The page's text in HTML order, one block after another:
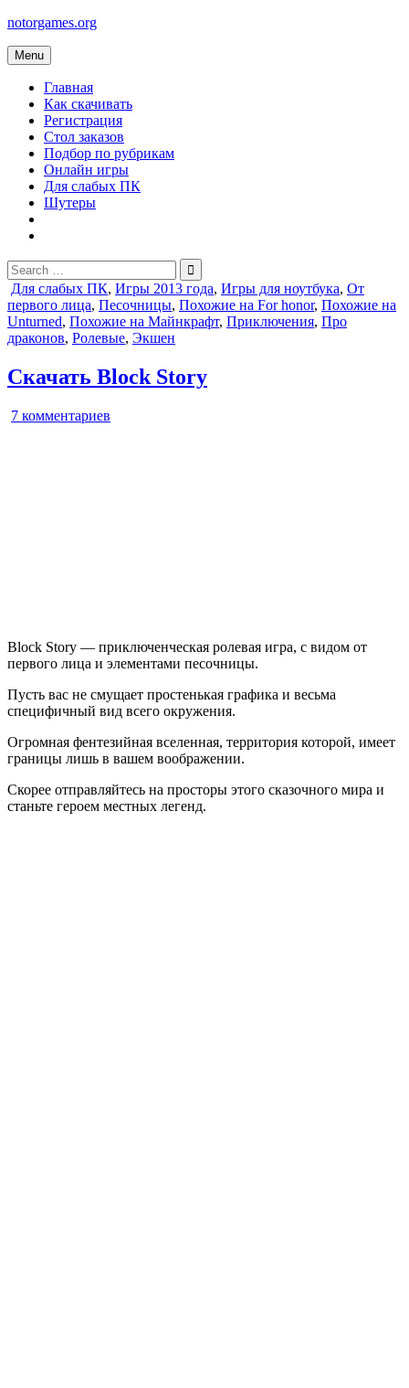
Skip
content
notorgames.org
Menu
Главная
Как скачивать
Регистрация
Стол заказов
Подбор по рубрикам
Онлайн игры
Для слабых ПК
Шутеры
Search
for:
Posted
in
Для слабых ПК, Игры 2013 года, Игры для ноутбука, От
первого лица, Песочницы, Похожие на For honor, Похожие на
Unturned, Похожие на Майнкрафт, Приключения, Про
драконов, Ролевые, Экшен
Скачать Block Story
7 комментариев
Block Story — приключенческая ролевая игра, с видом от
первого лица и элементами песочницы.
Пусть вас не смущает простенькая графика и весьма
специфичный вид всего окружения.
Огромная фентезийная вселенная, территория которой, имеет
границы лишь в вашем воображении.
Скорее отправляйтесь на просторы этого сказочного мира и
станьте героем местных легенд.